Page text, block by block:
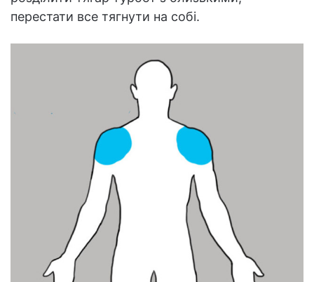
перестати все тягнути на собі.